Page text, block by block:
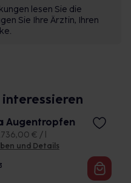
lesen Sie die
Sie Ihre Ärztin, Ihren
interessieren
Augentropfen
€ / l
und Details